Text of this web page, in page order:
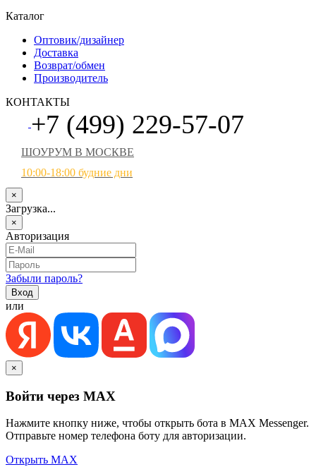
Каталог
Оптовик/дизайнер
Доставка
Возврат/обмен
Производитель
КОНТАКТЫ
+7 (499) 229-57-07
ШОУРУМ В МОСКВЕ
10:00-18:00 будние дни
×
Загрузка...
×
Авторизация
Забыли пароль?
или
×
Войти через MAX
Нажмите кнопку ниже, чтобы открыть бота в MAX Messenger.
Отправьте номер телефона боту для авторизации.
Открыть MAX